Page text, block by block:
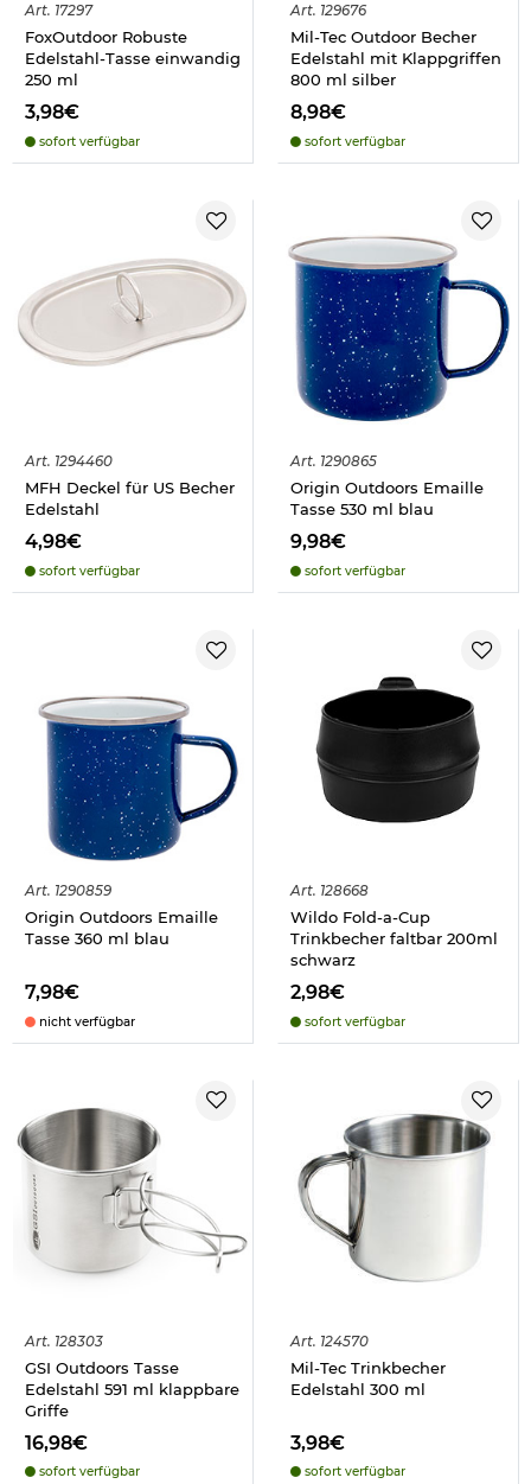
Art. 17297
FoxOutdoor Robuste
Edelstahl-Tasse einwandig
250 ml
3,98€
sofort verfügbar
Art. 129676
Mil-Tec Outdoor Becher
Edelstahl mit Klappgriffen
800 ml silber
8,98€
sofort verfügbar
Art. 1294460
MFH Deckel für US Becher
Edelstahl
4,98€
sofort verfügbar
Art. 1290865
Origin Outdoors Emaille
Tasse 530 ml blau
9,98€
sofort verfügbar
Art. 1290859
Origin Outdoors Emaille
Tasse 360 ml blau
7,98€
nicht verfügbar
Art. 128668
Wildo Fold-a-Cup
Trinkbecher faltbar 200ml
schwarz
2,98€
sofort verfügbar
Art. 128303
GSI Outdoors Tasse
Edelstahl 591 ml klappbare
Griffe
16,98€
sofort verfügbar
Art. 124570
Mil-Tec Trinkbecher
Edelstahl 300 ml
3,98€
sofort verfügbar